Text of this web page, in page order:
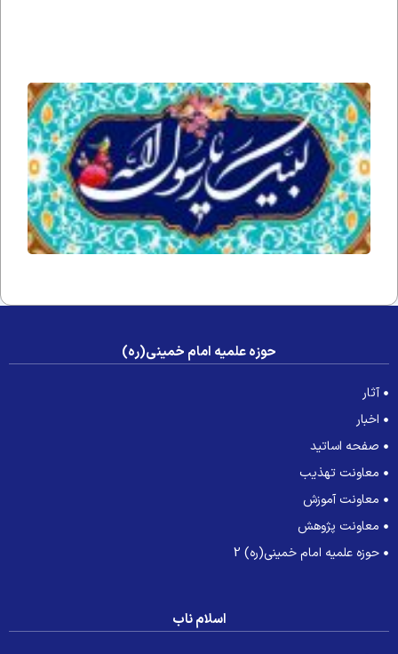
قضا
شدن
نماز
رسول
خدا
صلی
الله
علیه
و آله
و
حوزه علمیه امام خمینی(ره)
آثار
اخبار
صفحه اساتید
معاونت تهذیب
معاونت آموزش
معاونت پژوهش
حوزه علمیه امام خمینی(ره) 2
اسلام ناب